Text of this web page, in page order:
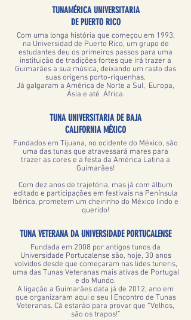
TUNAMÉRICA UNIVERSITARIA
DE PUERTO RICO
Com uma longa história que começou em 1993,
na Universidad de Puerto Rico, um grupo de
estudantes deu os primeiros passos para uma
instituição de tradições fortes que irá trazer a
Guimarães a sua música, deixando um rasto das
suas origens porto-riquenhas.
Já galgaram a América de Norte a Sul, Europa,
Ásia e até África.
TUNA UNIVERSITARIA DE BAJA
CALIFORNIA MÉXICO
Fundados em Tijuana, no ocidente do México, são
uma das tunas que atravessará mares para
trazer as cores e a festa da América Latina a
Guimarães!
Com dez anos de trajetória, mas já com álbum
editado e participações em festivais na Península
Ibérica, prometem um cheirinho do México lindo e
querido!
TUNA VETERANA DA UNIVERSIDADE PORTUCALENSE
Fundada em 2008 por antigos tunos da
Universidade Portucalense são, hoje, 30 anos
volvidos desde que começaram nas lides tuneris,
uma das Tunas Veteranas mais ativas de Portugal
e do Mundo.
A ligação a Guimarães data já de 2012, ano em
que organizaram aqui o seu I Encontro de Tunas
Veteranas. Cá estarão para provar que “Velhos,
são os trapos!”